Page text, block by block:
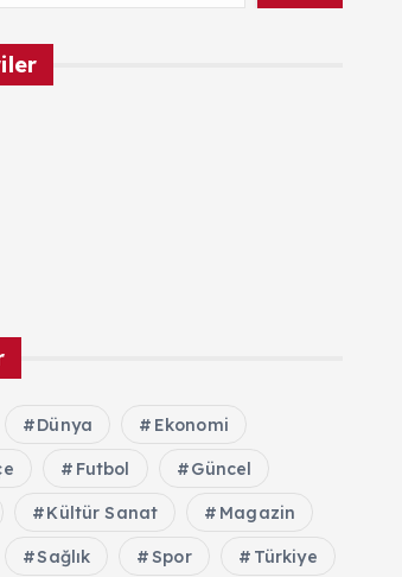
Dünya Ekonomi
Futbol Güncel
Kültür Sanat Magazin
Sağlık Spor Türkiye